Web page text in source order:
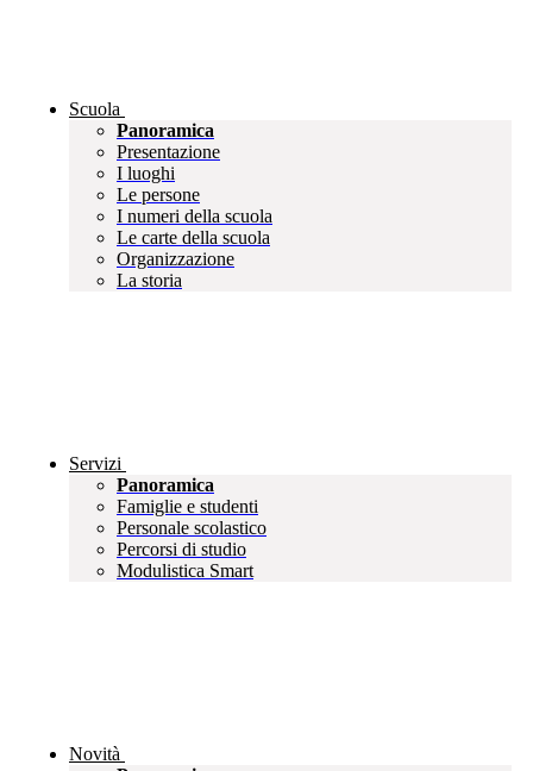
Scuola
Panoramica
Presentazione
I luoghi
Le persone
I numeri della scuola
Le carte della scuola
Organizzazione
La storia
Servizi
Panoramica
Famiglie e studenti
Personale scolastico
Percorsi di studio
Modulistica Smart
Novità